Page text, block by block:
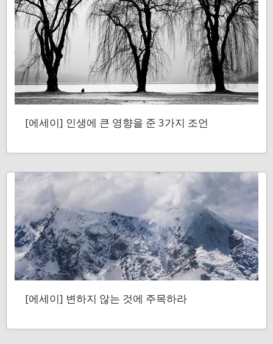
[에세이] 인생에 큰 영향을 준 3가지 조언
[에세이] 변하지 않는 것에 주목하라